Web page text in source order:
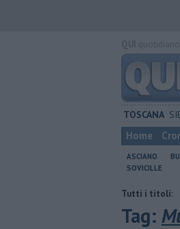
TOSCANA
Home
ASCIANO
SOVICILLE
Tutti i titoli:
Autovelox, se la
Tag: